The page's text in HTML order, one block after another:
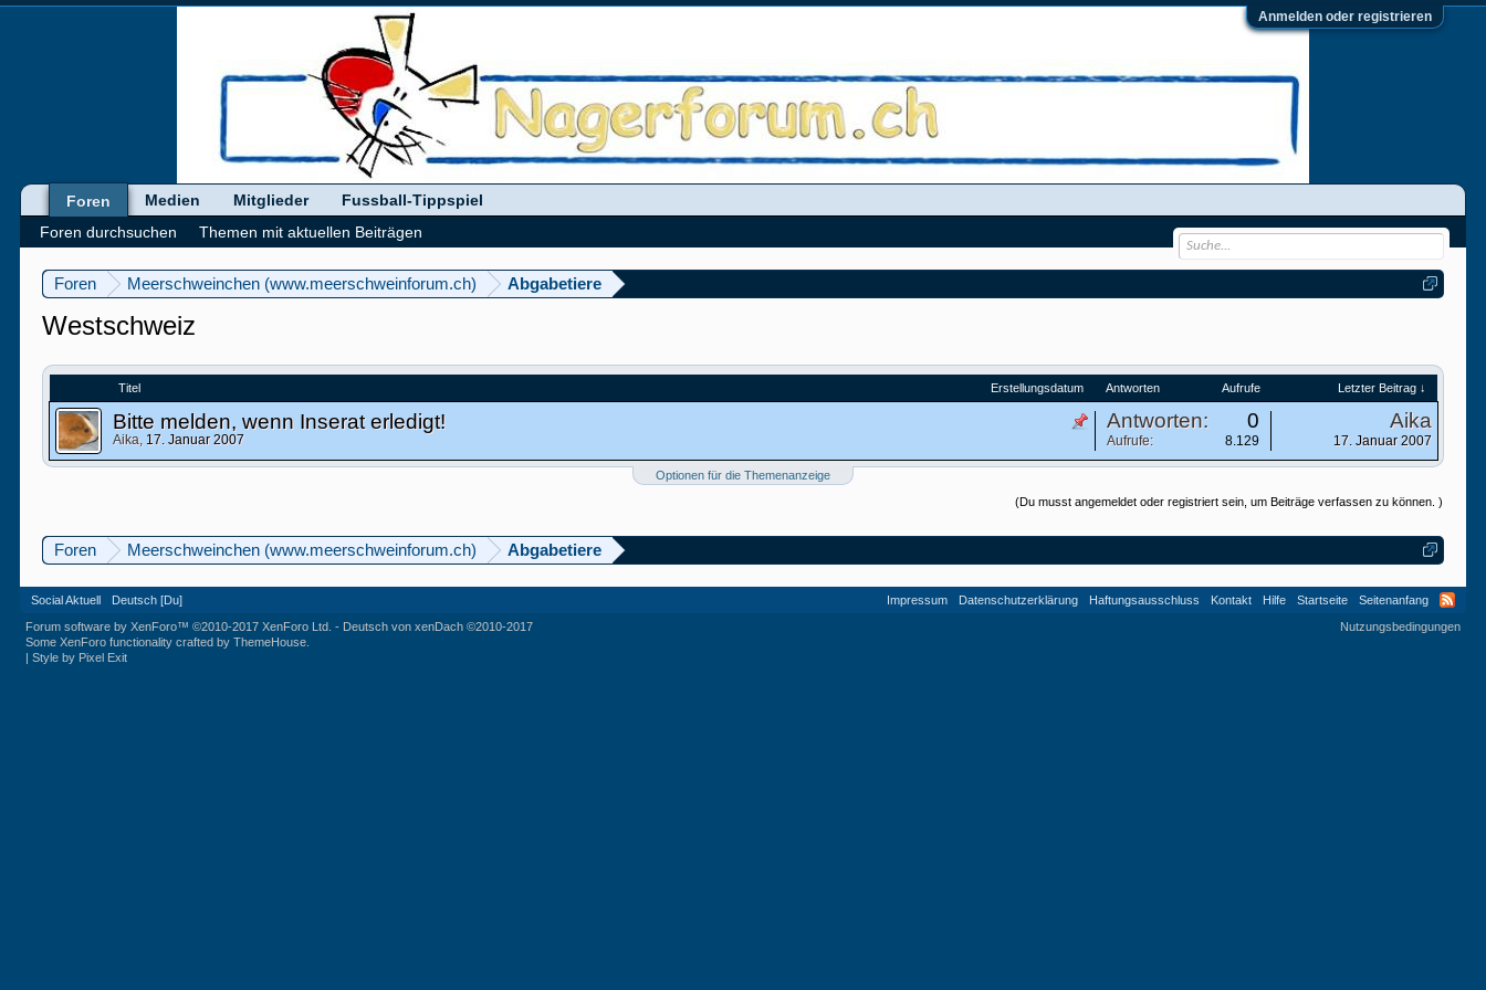
Anmelden oder registrieren
Foren Meerschweinchen (www.meerschweinforum.ch) Abgabetiere
Westschweiz
Titel Erstellungsdatum Antworten Aufrufe Letzter Beitrag ↓
Bitte melden, wenn Inserat erledigt!
Aika, 17. Januar 2007
Antworten: 0
Aufrufe: 8.129
Aika
17. Januar 2007
Optionen für die Themenanzeige
(Du musst angemeldet oder registriert sein, um Beiträge verfassen zu können. )
Foren Meerschweinchen (www.meerschweinforum.ch) Abgabetiere
Foren
Foren durchsuchen
Themen mit aktuellen Beiträgen
Medien Mitglieder Fussball-Tippspiel
Social Aktuell Deutsch [Du] Impressum Datenschutzerklärung Haftungsausschluss Kontakt Hilfe Startseite
Seitenanfang
Nutzungsbedingungen
Forum software by XenForo™©2010-2017 XenForo Ltd. - Deutsch von xenDach©2010-2017
Some XenForo functionality crafted byThemeHouse
|Style by Pixel Exit